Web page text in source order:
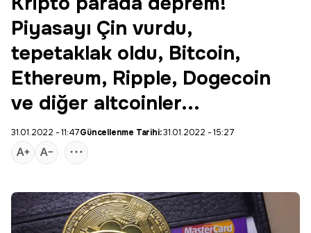
Piyasayı Çin vurdu,
tepetaklak oldu, Bitcoin,
Ethereum, Ripple, Dogecoin
ve diğer altcoinler...
31.01.2022 - 11:47Güncellenme Tarihi:31.01.2022 - 15:27